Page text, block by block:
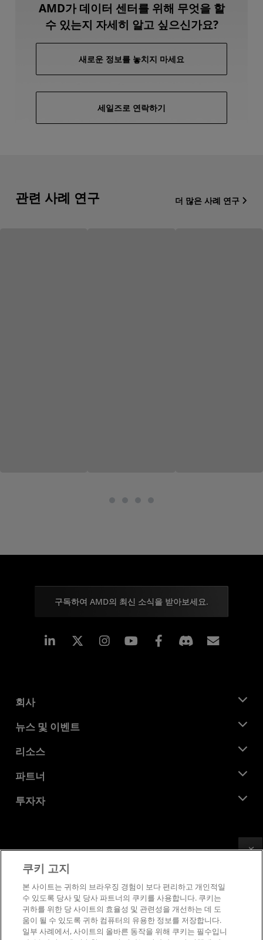
AMD가 데이터 센터를 위해 무엇을 할
수 있는지 자세히 알고 싶으신가요?
새로운 정보를 놓치지 마세요
세일즈로 연락하기
관련 사례 연구 더 많은 사례 연구
구독하여 AMD의 최신 소식을 받아보세요.
Linkedin Instagram Facebook
회사
AMD 소개
기업의 사회적 책임
채용
문의하기
뉴스 및 이벤트
뉴스룸
미디어 라이브러리
리소스
개발자 센트럴
사례 연구
파트너
AMD 파트너 허브
투자자
이사위원회
거버넌스 문서
SEC 신고서
상표
공급망 투명성
공정 및 공개 경쟁
영국 세금 전략
쿠키 고지
본 사이트는 귀하의 브라우징 경험이 보다 편리하고 개인적일
수 있도록 당사 및 당사 파트너의 쿠키를 사용합니다. 쿠키는
귀하를 위한 당 사이트의 효율성 및 관련성을 개선하는 데 도
움이 될 수 있도록 귀하 컴퓨터의 유용한 정보를 저장합니다.
일부 사례에서, 사이트의 올바른 동작을 위해 쿠키는 필수입니